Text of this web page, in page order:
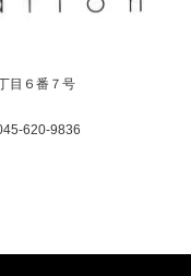
目６番７号
620-9836